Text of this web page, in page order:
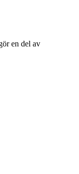
en del av